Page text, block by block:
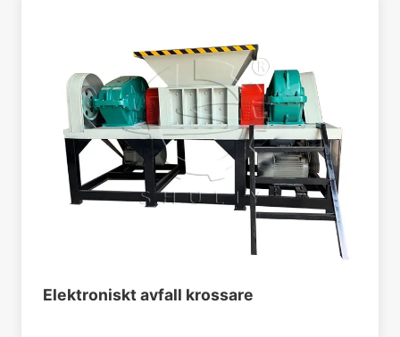
Elektroniskt avfall krossare